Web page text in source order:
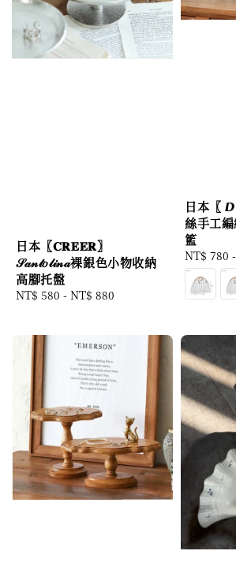
日本〖𝐂𝐑𝐄𝐄𝐑〗
𝒮𝒶𝓃𝓉𝑜𝓁𝒾𝓃𝒶裸銀色小物收納
高腳托盤
Regular
NT$ 580 - NT$ 880
日本〖
絲手工
籃
Regular
price
NT$ 780 -